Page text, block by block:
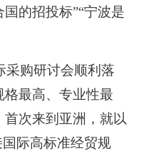
的招投标”“宁波是
购研讨会顺利落
最高、专业性最
次来到亚洲，就以
际高标准经贸规